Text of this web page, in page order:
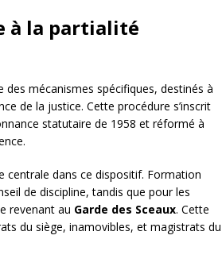
à la partialité
mécanismes spécifiques, destinés à
de la justice. Cette procédure s’inscrit
statutaire de 1958 et réformé à
centrale dans ce dispositif. Formation
de discipline, tandis que pour les
revenant au Garde des Sceaux. Cette
du siège, inamovibles, et magistrats du